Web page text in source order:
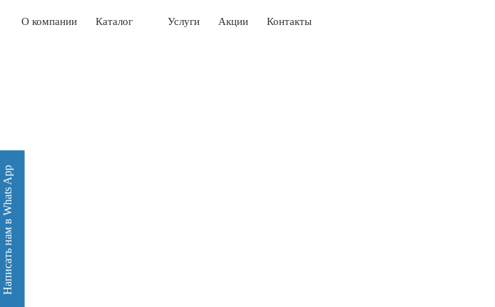
О компании Каталог Услуги Акции Контакты
Написать нам в Whats App